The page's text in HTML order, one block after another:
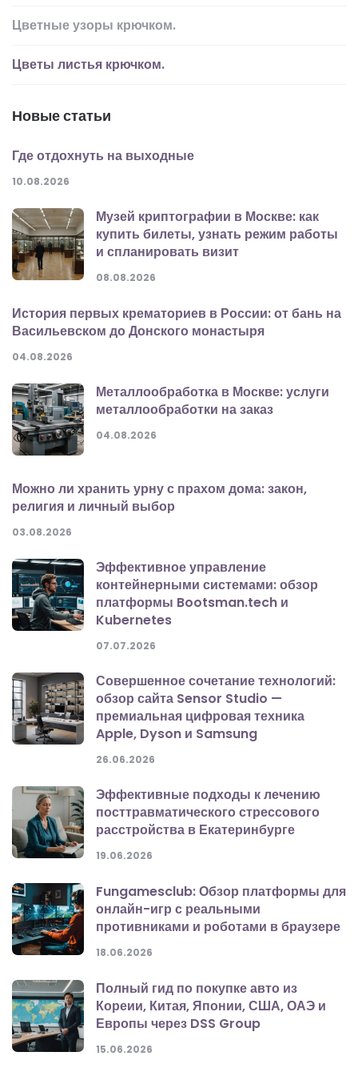
Цветные узоры крючком.
Цветы листья крючком.
Новые статьи
Где отдохнуть на выходные
10.08.2026
Музей криптографии в Москве: как
купить билеты, узнать режим работы
и спланировать визит
08.08.2026
История первых крематориев в России: от бань на
Васильевском до Донского монастыря
04.08.2026
Металлообработка в Москве: услуги
металлообработки на заказ
04.08.2026
Можно ли хранить урну с прахом дома: закон,
религия и личный выбор
03.08.2026
Эффективное управление
контейнерными системами: обзор
платформы Bootsman.tech и
Kubernetes
07.07.2026
Совершенное сочетание технологий:
обзор сайта Sensor Studio —
премиальная цифровая техника
Apple, Dyson и Samsung
26.06.2026
Эффективные подходы к лечению
посттравматического стрессового
расстройства в Екатеринбурге
19.06.2026
Fungamesclub: Обзор платформы для
онлайн-игр с реальными
противниками и роботами в браузере
18.06.2026
Полный гид по покупке авто из
Кореии, Китая, Японии, США, ОАЭ и
Европы через DSS Group
15.06.2026